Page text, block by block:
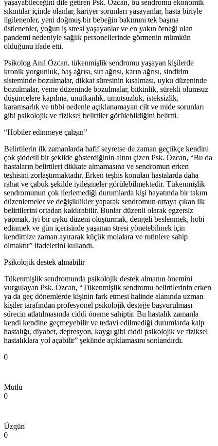
yaşayabileceğini dile getiren Psk. Özcan, bu sendromu ekonomik
sıkıntılar içinde olanlar, kariyer sorunları yaşayanlar, hasta biriyle
ilgilenenler, yeni doğmuş bir bebeğin bakımını tek başına
üstlenenler, yoğun iş stresi yaşayanlar ve en yakın örneği olan
pandemi nedeniyle sağlık personellerinde görmenin mümkün
olduğunu ifade etti.
Psikolog Anıl Özcan, tükenmişlik sendromu yaşayan kişilerde
kronik yorgunluk, baş ağrısı, sırt ağrısı, karın ağrısı, sindirim
sisteminde bozulmalar, dikkat süresinin kısalması, uyku düzeninde
bozulmalar, yeme düzeninde bozulmalar, bitkinlik, sürekli olumsuz
düşüncelere kapılma, unutkanlık, umutsuzluk, isteksizlik,
karamsarlık ve tıbbi nedenle açıklanamayan cilt ve mide sorunları
gibi psikolojik ve fiziksel belirtiler görülebildiğini belirtti.
“Hobiler edinmeye çalışın”
Belirtilerin ilk zamanlarda hafif seyretse de zaman geçtikçe kendini
çok şiddetli bir şekilde gösterdiğinin altını çizen Psk. Özcan, “Bu da
hastaların belirtileri dikkate almamasına ve sendromun erken
teşhisini zorlaştırmaktadır. Erken teşhis konulan hastalarda daha
rahat ve çabuk şekilde iyileşmeler görülebilmektedir. Tükenmişlik
sendromunun çok ilerlemediği durumlarda kişi hayatında bir takım
düzenlemeler ve değişiklikler yaparak sendromun ortaya çıkan ilk
belirtilerini ortadan kaldırabilir. Bunlar düzenli olarak egzersiz
yapmak, iyi bir uyku düzeni oluşturmak, dengeli beslenmek, hobi
edinmek ve gün içerisinde yaşanan stresi yönetebilmek için
kendimize zaman ayırarak küçük molalara ve rutinlere sahip
olmaktır” ifadelerini kullandı.
Psikolojik destek alınabilir
Tükenmişlik sendromunda psikolojik destek almanın önemini
vurgulayan Psk. Özcan, “Tükenmişlik sendromu belirtilerinin erken
ya da geç dönemlerde kişinin fark etmesi halinde alanında uzman
kişiler tarafından profesyonel psikolojik desteğe başvurulması
sürecin atlatılmasında ciddi öneme sahiptir. Bu hastalık zamanla
kendi kendine geçmeyebilir ve tedavi edilmediği durumlarda kalp
hastalığı, diyabet, depresyon, kaygı gibi ciddi psikolojik ve fiziksel
hastalıklara yol açabilir” şeklinde açıklamasını sonlandırdı.
0
Mutlu
0
Üzgün
0